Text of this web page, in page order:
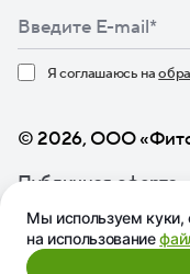
Я соглашаюсь на
© 2026, ООО
Публичная оферта
Мы используем куки,
на использование